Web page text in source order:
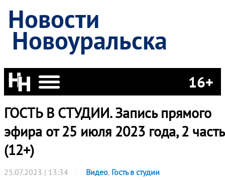
Новости
Новоуральска
16+
ГОСТЬ В СТУДИИ. Запись прямого
эфира от 25 июля 2023 года, 2 часть
(12+)
25.07.2023 | 13:34 Видео, Гость в студии